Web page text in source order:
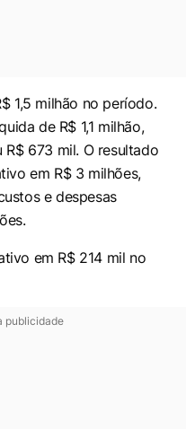
1,5 milhão no período.
de R$ 1,1 milhão,
673 mil. O resultado
em R$ 3 milhões,
e despesas
em R$ 214 mil no
publicidade